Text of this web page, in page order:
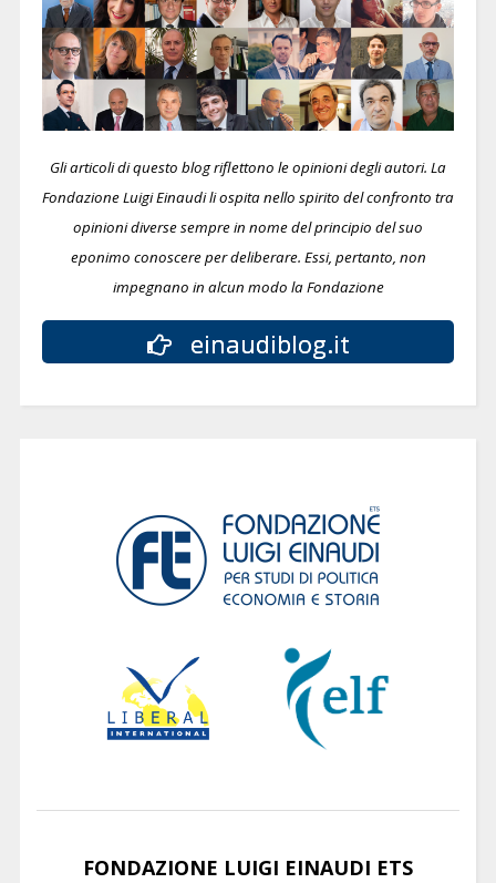
Gli articoli di questo blog riflettono le opinioni degli autori. La
Fondazione Luigi Einaudi li ospita nello spirito del confronto tra
opinioni diverse sempre in nome del principio del suo
eponimo conoscere per deliberare. Essi, pertanto, non
impegnano in alcun modo la Fondazione
einaudiblog.it
FONDAZIONE LUIGI EINAUDI ETS